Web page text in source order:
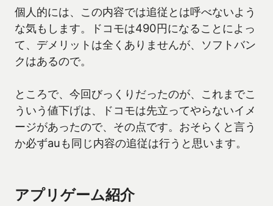
個人的には、この内容では追従とは呼べないよう
な気もします。ドコモは490円になることによっ
て、デメリットは全くありませんが、ソフトバン
クはあるので。
ところで、今回びっくりだったのが、これまでこ
ういう値下げは、ドコモは先立ってやらないイメ
ージがあったので、その点です。おそらくと言う
か必ずauも同じ内容の追従は行うと思います。
アプリゲーム紹介